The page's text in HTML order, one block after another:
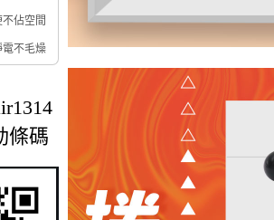
佔空間
不毛燥
條碼